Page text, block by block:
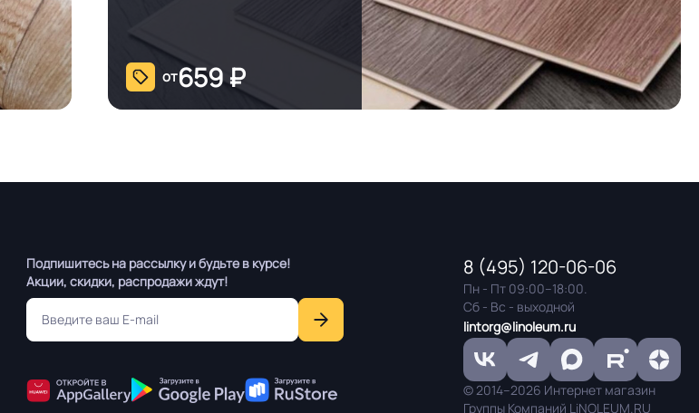
от659₽
Подпишитесь на рассылку и будьте в курсе!
Акции, скидки, распродажи ждут!
8 (495) 120-06-06
Пн - Пт 09:00–18:00.
Сб - Вс - выходной
lintorg@linoleum.ru
© 2014–2026 Интернет магазин
Группы Компаний LiNOLEUM.RU